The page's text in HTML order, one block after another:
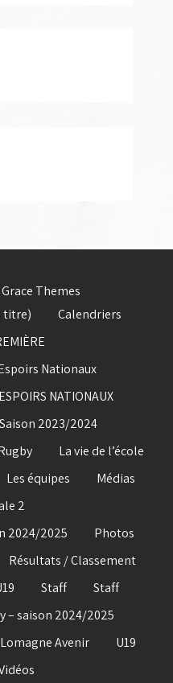
Themes
titre)
Calendriers
Nationaux
ESPOIRS NATIONAUX
2023/2024
La vie de l’école
Les équipes
Médias
2
2024/2025
Photos
Résultats / Classement
Staff
Staff
– saison 2024/2025
Lomagne Avenir
U19